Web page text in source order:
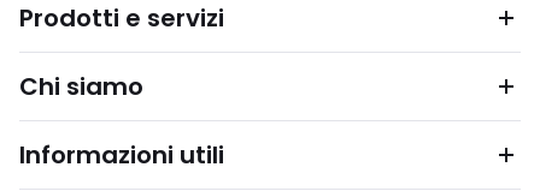
Prodotti e servizi
Chi siamo
Informazioni utili